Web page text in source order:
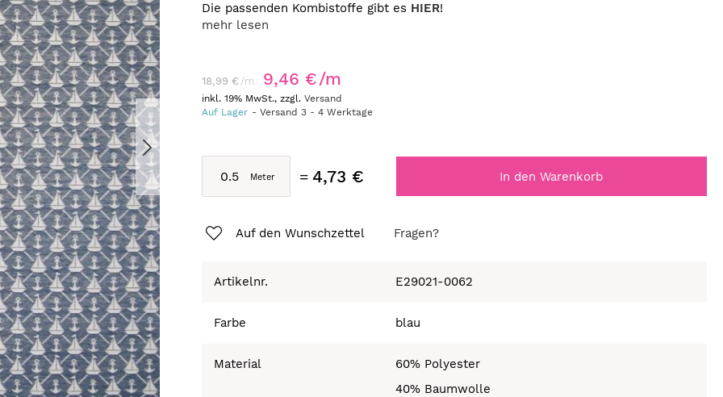
Die passenden Kombistoffe gibt es HIER!
mehr lesen
18,99 € /m 9,46 €/m
inkl. 19% MwSt., zzgl.Versand
Auf Lager
Versand3 -4 Werktage
4,73 € In den Warenkorb
Auf den Wunschzettel Fragen?
Artikelnr. E29021-0062
Farbe blau
Material
60% Polyester
40% Baumwolle